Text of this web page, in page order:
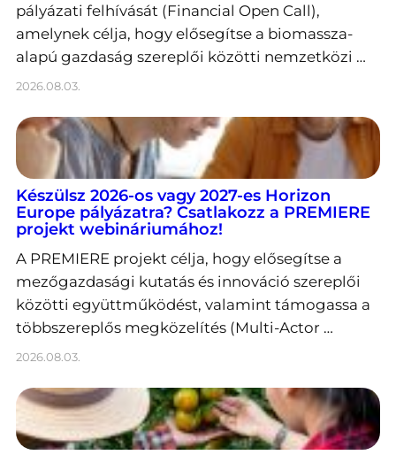
pályázati felhívását (Financial Open Call),
amelynek célja, hogy elősegítse a biomassza-
alapú gazdaság szereplői közötti nemzetközi …
2026.08.03.
Készülsz 2026-os vagy 2027-es Horizon
Europe pályázatra? Csatlakozz a PREMIERE
projekt webináriumához!
A PREMIERE projekt célja, hogy elősegítse a
mezőgazdasági kutatás és innováció szereplői
közötti együttműködést, valamint támogassa a
többszereplős megközelítés (Multi-Actor …
2026.08.03.